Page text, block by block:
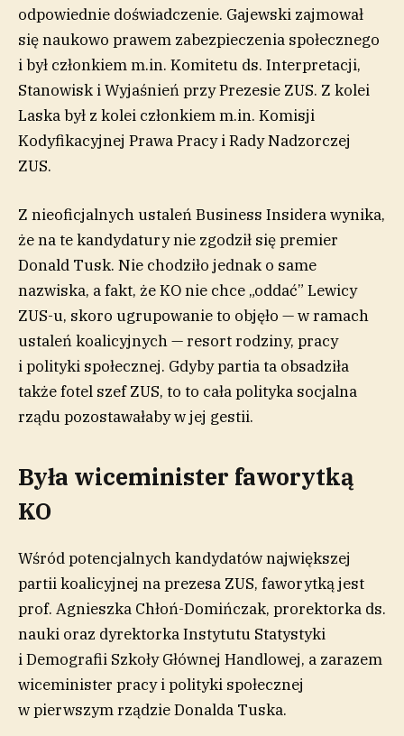
odpowiednie doświadczenie. Gajewski zajmował
się naukowo prawem zabezpieczenia społecznego
i był członkiem m.in. Komitetu ds. Interpretacji,
Stanowisk i Wyjaśnień przy Prezesie ZUS. Z kolei
Laska był z kolei członkiem m.in. Komisji
Kodyfikacyjnej Prawa Pracy i Rady Nadzorczej
ZUS.
Z nieoficjalnych ustaleń Business Insidera wynika,
że na te kandydatury nie zgodził się premier
Donald Tusk. Nie chodziło jednak o same
nazwiska, a fakt, że KO nie chce „oddać” Lewicy
ZUS-u, skoro ugrupowanie to objęło — w ramach
ustaleń koalicyjnych — resort rodziny, pracy
i polityki społecznej. Gdyby partia ta obsadziła
także fotel szef ZUS, to to cała polityka socjalna
rządu pozostawałaby w jej gestii.
Była wiceminister faworytką
KO
Wśród potencjalnych kandydatów największej
partii koalicyjnej na prezesa ZUS, faworytką jest
prof. Agnieszka Chłoń-Domińczak, prorektorka ds.
nauki oraz dyrektorka Instytutu Statystyki
i Demografii Szkoły Głównej Handlowej, a zarazem
wiceminister pracy i polityki społecznej
w pierwszym rządzie Donalda Tuska.